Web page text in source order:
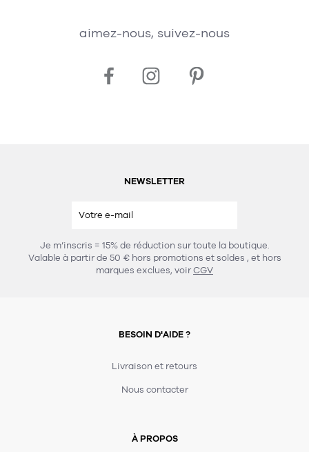
aimez-nous, suivez-nous
NEWSLETTER
Je m’inscris = 15% de réduction sur toute la boutique.
Valable à partir de 50 € hors promotions et soldes , et hors
marques exclues, voirCGV
BESOIN D'AIDE ?
Livraison et retours
Nous contacter
À PROPOS